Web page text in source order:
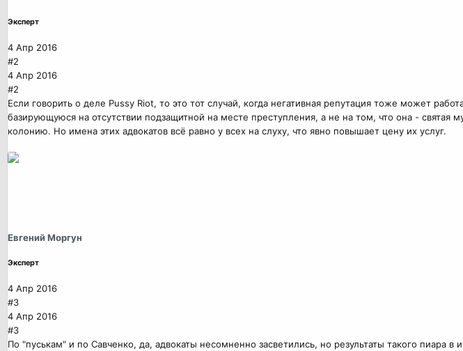
Эксперт
4 Апр 2016
#2
4 Апр 2016
#2
Если говорить о деле Pussy Riot, то это тот случай, когда негативная репутация тоже может
базирующуюся на отсутствии подзащитной на месте преступления, а не на том, что она -
колонию. Но имена этих адвокатов всё равно у всех на слуху, что явно повышает цену их услуг.
Евгений Моргун
Эксперт
4 Апр 2016
#3
4 Апр 2016
#3
По "пуськам" и по Савченко, да, адвокаты несомненно засветились, но результаты такого